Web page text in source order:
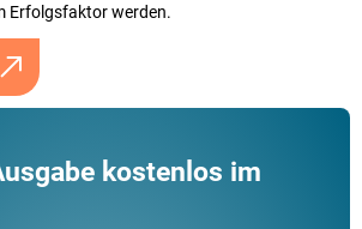
Erfolgsfaktor werden.
kostenlos im